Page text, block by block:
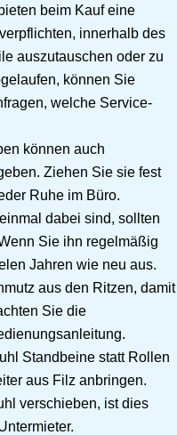
beim Kauf eine
innerhalb des
auszutauschen oder zu
können Sie
welche Service-
können auch
Ziehen Sie sie fest
Ruhe im Büro.
dabei sind, sollten
Sie ihn regelmäßig
Jahren wie neu aus.
aus den Ritzen, damit
Sie die
Standbeine statt Rollen
aus Filz anbringen.
verschieben, ist dies